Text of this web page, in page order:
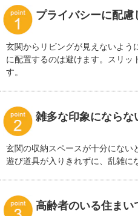
プライバシーに配
玄関からリビングが見えないよう
に配置するのは避けます。スリッ
す。
雑多な印象になら
玄関の収納スペースが十分にない
遊び道具が入りきれずに、乱雑に
高齢者のいる住ま